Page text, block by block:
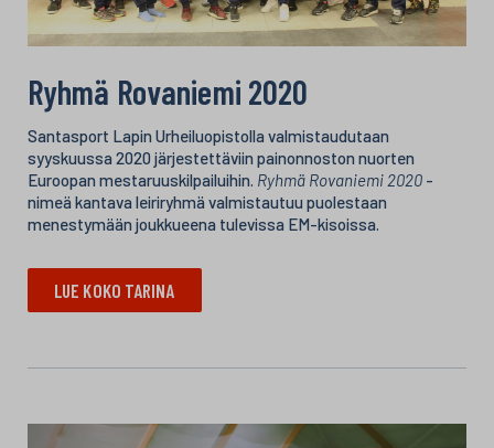
Ryhmä Rovaniemi 2020
Santasport Lapin Urheiluopistolla valmistaudutaan
syyskuussa 2020 järjestettäviin painonnoston nuorten
Euroopan mestaruuskilpailuihin. Ryhmä Rovaniemi 2020 -
nimeä kantava leiriryhmä valmistautuu puolestaan
menestymään joukkueena tulevissa EM-kisoissa.
LUE KOKO TARINA